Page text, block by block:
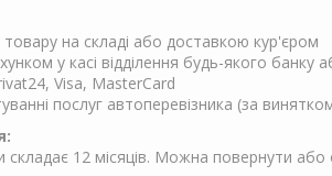
на складі або доставкою кур'єром
у касі відділення будь-якого банку
Visa, MasterCard
послуг автоперевізника (за
складає 12 місяців. Можна повернути